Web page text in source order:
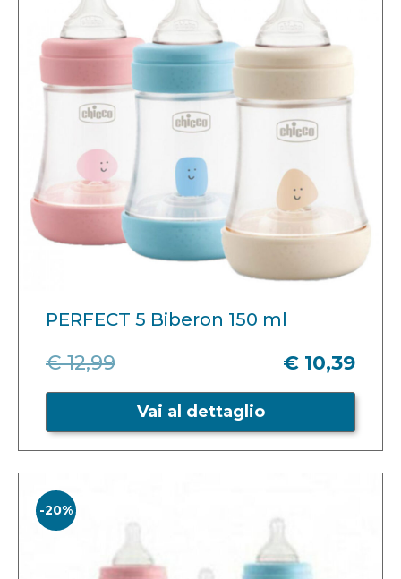
PERFECT 5 Biberon 150 ml
€ 12,99 € 10,39
Vai al dettaglio
-20%